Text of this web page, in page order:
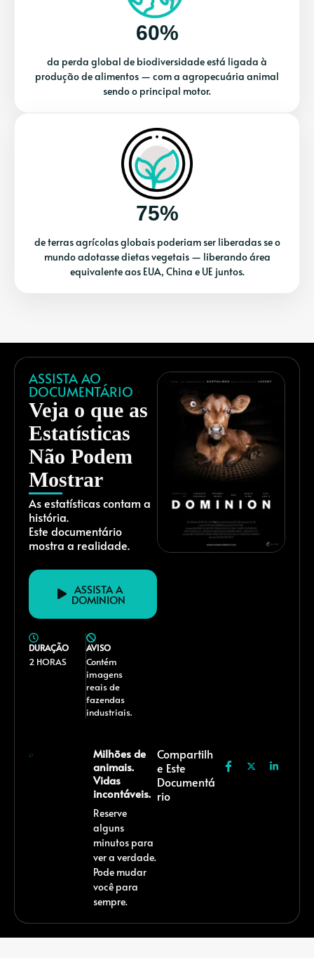
60%
da perda global de biodiversidade está ligada à
produção de alimentos — com a agropecuária animal
sendo o principal motor.
75%
de terras agrícolas globais poderiam ser liberadas se o
mundo adotasse dietas vegetais — liberando área
equivalente aos EUA, China e UE juntos.
ASSISTA AO
DOCUMENTÁRIO
Veja o que as
Estatísticas
Não Podem
Mostrar
As estatísticas contam a
história.
Este documentário
mostra a realidade.
ASSISTA A
DOMINION
DURAÇÃO
2 HORAS
AVISO
Contém
imagens
reais de
fazendas
industriais.
Milhões de
animais.
Vidas
incontáveis.
Reserve
alguns
minutos para
ver a verdade.
Pode mudar
você para
sempre.
Compartilh
E Este
Documentá
Rio